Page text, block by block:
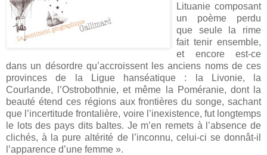
Lituanie composant
un poème perdu
que seule la rime
fait tenir ensemble,
et encore est-ce
dans un désordre qu’accroissent les anciens noms de ces
provinces de la Ligue hanséatique : la Livonie, la
Courlande, l’Ostrobothnie, et même la Poméranie, dont la
beauté étend ces régions aux frontières du songe, sachant
que l’incertitude frontalière, voire l’inexistence, fut longtemps
le lots des pays dits baltes. Je m’en remets à l’absence de
clichés, à la pure altérité de l’inconnu, celui-ci se donnât-il
l’apparence d’une femme ».